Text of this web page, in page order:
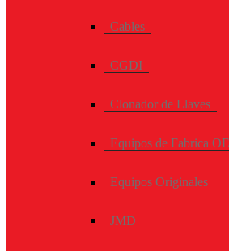
Cables
CGDI
Clonador de Llaves
Equipos de Fabrica
Equipos Originales
JMD